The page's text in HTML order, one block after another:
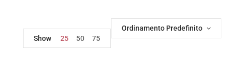
Ordinamento Predefinito
Show
25 50 75